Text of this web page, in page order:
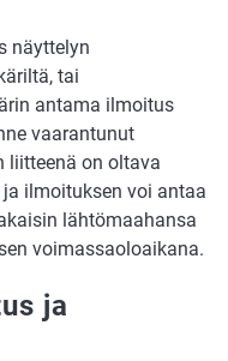
näyttelyn
tai
antama ilmoitus
vaarantunut
liitteenä on oltava
ilmoituksen voi antaa
lähtömaahansa
voimassaoloaikana.
ja